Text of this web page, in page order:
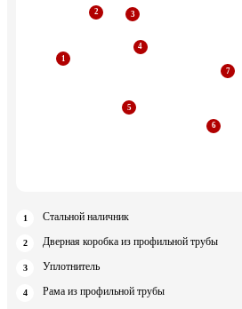
Стальной наличник
Дверная коробка из профильной трубы
Уплотнитель
Рама из профильной трубы